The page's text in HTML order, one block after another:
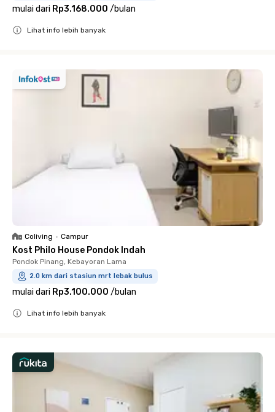
mulai dari Rp3.168.000 /bulan
Lihat info lebih banyak
Coliving • Campur
Kost Philo House Pondok Indah
Pondok Pinang, Kebayoran Lama
2.0 km dari stasiun mrt lebak bulus
mulai dari Rp3.100.000 /bulan
Lihat info lebih banyak